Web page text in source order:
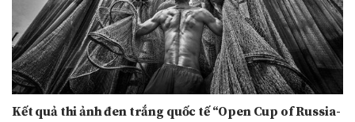
Kết quả thi ảnh đen trắng quốc tế “Open Cup of Russia-